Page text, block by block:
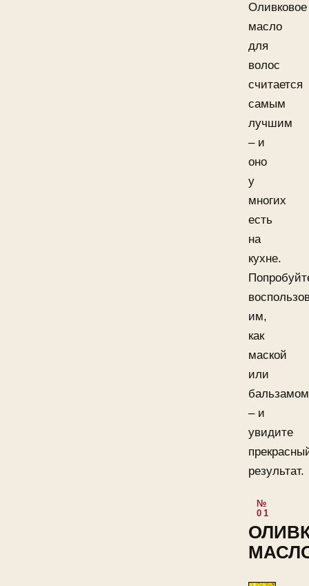
Оливковое
масло
для
волос
считается
самым
лучшим
– и
оно
у
многих
есть
на
кухне.
им,
как
маской
или
бальзамом
– и
увидите
результат.